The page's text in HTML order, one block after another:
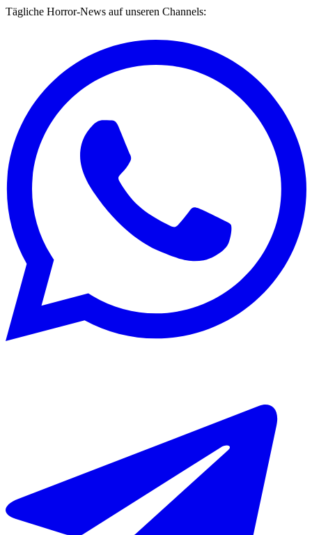
Tägliche Horror-News auf unseren Channels: